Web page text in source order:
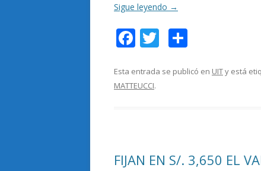
Sigue leyendo →
F
e
b
k
T
itt m
r
Esta entrada se publicó en UITy está
MATTEUCCI.
FIJAN EN S/. 3,650 EL